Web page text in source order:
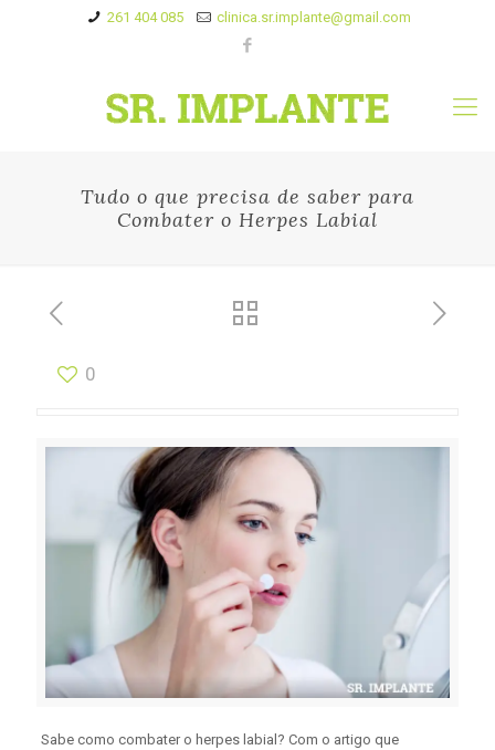
261 404 085 clinica.sr.implante@gmail.com
Tudo o que precisa de saber para
Combater o Herpes Labial
0
Sabe como combater o herpes labial? Com o artigo que